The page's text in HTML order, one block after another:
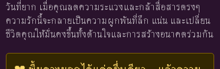
วันที่ยาก เมื่อคุณลดความระแวงและกล้าสื่อสารตรงๆ
ความรักนี้จะกลายเป็นความผูกพันที่ลึก แน่น และเปลี่ยน
ชีวิตคุณให้มั่นคงขึ้นทั้งด้านใจและการสร้างอนาคตร่วมกัน